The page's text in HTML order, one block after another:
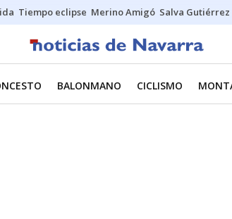
Tiempo eclipse Merino Amigó Salva Gutiérrez
BALONMANO CICLISMO